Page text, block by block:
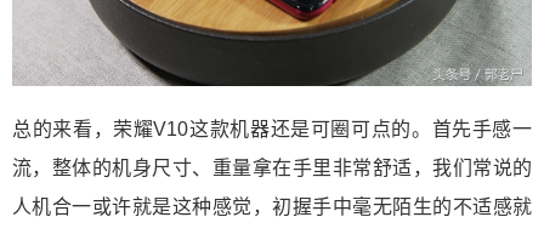
总的来看，荣耀V10这款机器还是可圈可点的。首先手感一
流，整体的机身尺寸、重量拿在手里非常舒适，我们常说的
人机合一或许就是这种感觉，初握手中毫无陌生的不适感就